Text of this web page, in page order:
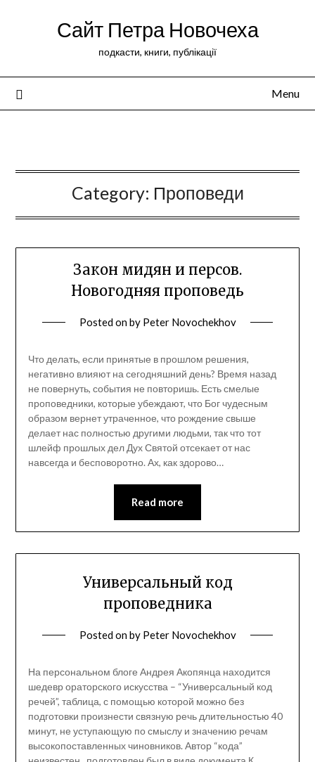
Сайт Петра Новочеха
подкасти, книги, публікації
Menu
Category: Проповеди
Закон мидян и персов.
Новогодняя проповедь
Posted onby Peter Novochekhov
Что делать, если принятые в прошлом решения,
негативно влияют на сегодняшний день? Время назад
не повернуть, события не повторишь. Есть смелые
проповедники, которые убеждают, что Бог чудесным
образом вернет утраченное, что рождение свыше
делает нас полностью другими людьми, так что тот
шлейф прошлых дел Дух Святой отсекает от нас
навсегда и бесповоротно. Ах, как здорово…
Read more
Универсальный код
проповедника
Posted onby Peter Novochekhov
На персональном блоге Андрея Акопянца находится
шедевр ораторского искусства – “Универсальный код
речей”, таблица, с помощью которой можно без
подготовки произнести связную речь длительностью 40
минут, не уступающую по смыслу и значению речам
высокопоставленных чиновников. Автор “кода”